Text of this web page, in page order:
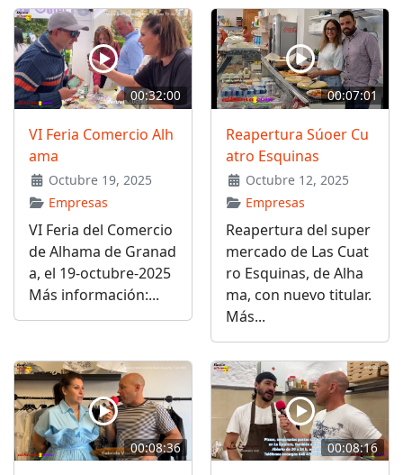
00:32:00
VI Feria Comercio Alh
ama
Octubre 19, 2025
Empresas
VI Feria del Comercio
de Alhama de Granad
a, el 19-octubre-2025
Más información:...
00:07:01
Reapertura Súoer Cu
atro Esquinas
Octubre 12, 2025
Empresas
Reapertura del super
mercado de Las Cuat
ro Esquinas, de Alha
ma, con nuevo titular.
Más...
00:08:36 00:08:16